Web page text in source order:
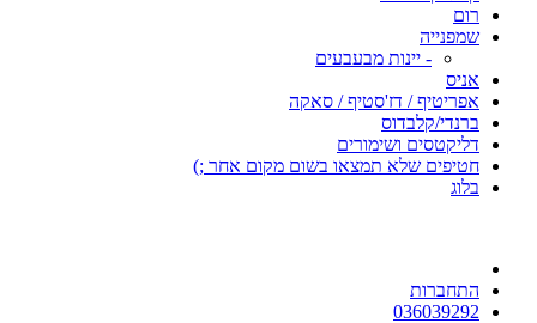
רום
שמפנייה
- יינות מבעבעים
אניס
אפריטיף / דז'סטיף / סאקה
ברנדי/קלבדוס
דליקטסים ושימורים
חטיפים שלא תמצאו בשום מקום אחר ;)
בלוג
התחברות
036039292